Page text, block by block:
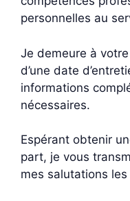
personnelles au
Je demeure à
d’une date
informations
nécessaires.
Espérant obtenir
part, je vous
mes salutations